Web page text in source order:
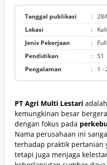
Tanggal publikasi :
Lokasi
:
Jenis Pekerjaan
:
Pendidikan
: S1
Pengalaman
: 1 -
PT Agri Multi Lestari
kemungkinan besar
dengan fokus pada
Nama perusahaan ini
terhadap praktik pertanian
tetapi juga menjaga